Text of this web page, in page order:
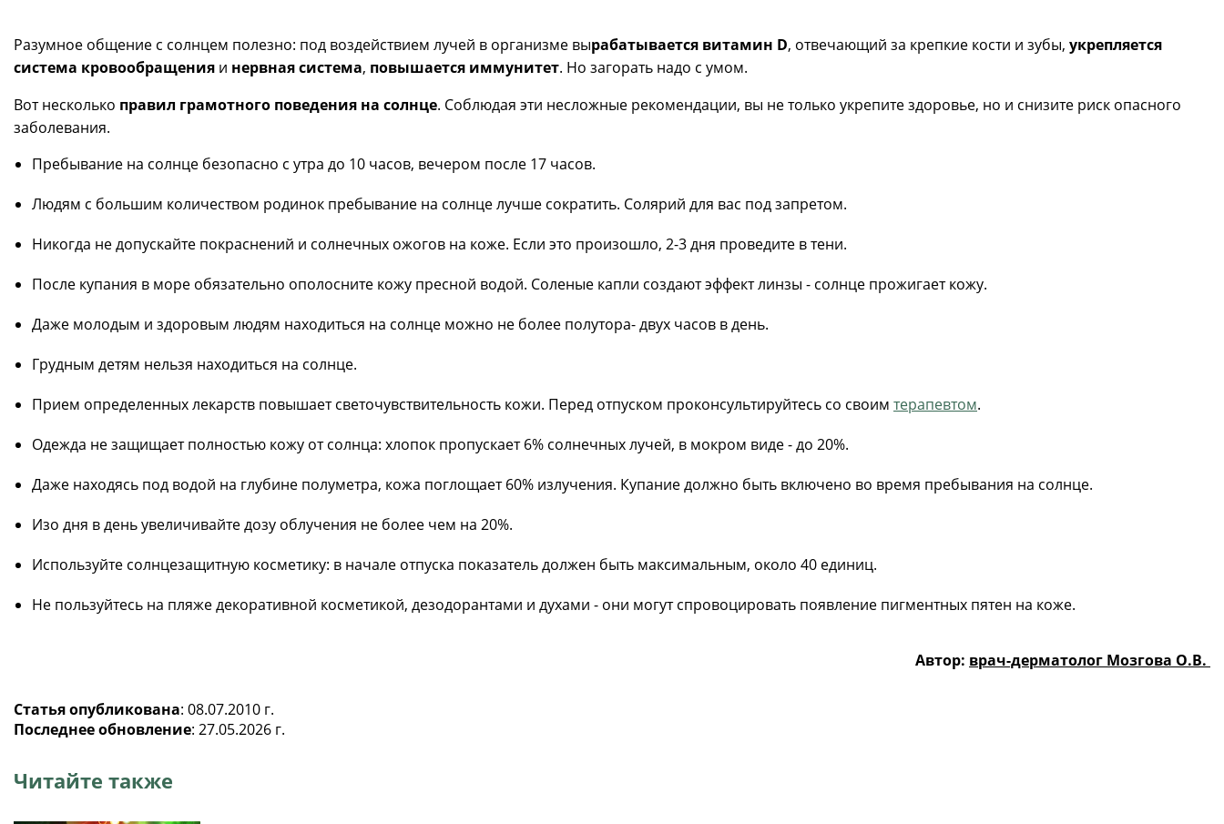
Разумное общение с солнцем полезно: под воздействием лучей в организме вырабатывается витамин D, отвечающий за крепкие кости и зубы, укрепляется
система кровообращения и нервная система, повышается иммунитет. Но загорать надо с умом.
Вот несколько правил грамотного поведения на солнце. Соблюдая эти несложные рекомендации, вы не только укрепите здоровье, но и снизите риск опасного
заболевания.
Пребывание на солнце безопасно с утра до 10 часов, вечером после 17 часов.
Людям с большим количеством родинок пребывание на солнце лучше сократить. Солярий для вас под запретом.
Никогда не допускайте покраснений и солнечных ожогов на коже. Если это произошло, 2-3 дня проведите в тени.
После купания в море обязательно ополосните кожу пресной водой. Соленые капли создают эффект линзы - солнце прожигает кожу.
Даже молодым и здоровым людям находиться на солнце можно не более полутора- двух часов в день.
Грудным детям нельзя находиться на солнце.
Прием определенных лекарств повышает светочувствительность кожи. Перед отпуском проконсультируйтесь со своим терапевтом.
Одежда не защищает полностью кожу от солнца: хлопок пропускает 6% солнечных лучей, в мокром виде - до 20%.
Даже находясь под водой на глубине полуметра, кожа поглощает 60% излучения. Купание должно быть включено во время пребывания на солнце.
Изо дня в день увеличивайте дозу облучения не более чем на 20%.
Используйте солнцезащитную косметику: в начале отпуска показатель должен быть максимальным, около 40 единиц.
Не пользуйтесь на пляже декоративной косметикой, дезодорантами и духами - они могут спровоцировать появление пигментных пятен на коже.
Автор: врач-дерматолог Мозгова О.В.
Статья опубликована: 08.07.2010 г.
Последнее обновление: 27.05.2026 г.
Читайте также